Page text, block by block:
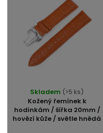
Kožený řemínek k
hodinkám / šířka 20mm /
hovězí kůže / světle hnědá
Skladem (>5 ks)